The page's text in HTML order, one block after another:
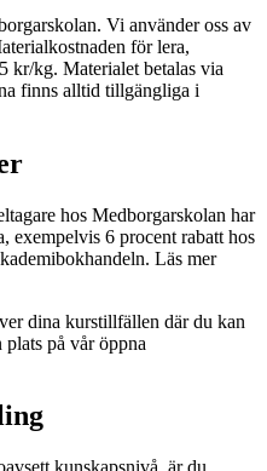
Vi använder oss av
för lera,
kr/kg. Materialet betalas via
finns alltid tillgängliga i
hos Medborgarskolan har
exempelvis 6 procent rabatt hos
Läs mer
dina kurstillfällen där du kan
på vår öppna